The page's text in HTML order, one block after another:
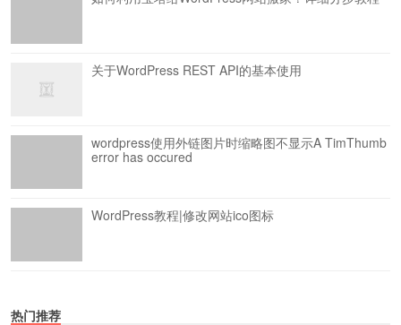
关于WordPress REST API的基本使用
wordpress使用外链图片时缩略图不显示A TimThumb
error has occured
WordPress教程|修改网站ico图标
热门推荐